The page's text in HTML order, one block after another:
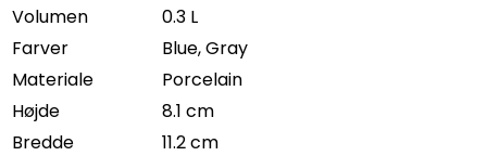
Volumen
0.3 L
Farver
Blue, Gray
Materiale
Porcelain
Højde
8.1 cm
Bredde
11.2 cm